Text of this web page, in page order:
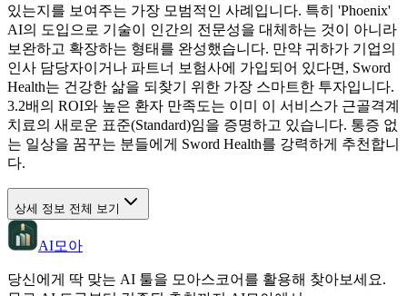
있는지를 보여주는 가장 모범적인 사례입니다. 특히 'Phoenix'
AI의 도입으로 기술이 인간의 전문성을 대체하는 것이 아니라
보완하고 확장하는 형태를 완성했습니다. 만약 귀하가 기업의
인사 담당자이거나 파트너 보험사에 가입되어 있다면, Sword
Health는 건강한 삶을 되찾기 위한 가장 스마트한 투자입니다.
3.2배의 ROI와 높은 환자 만족도는 이미 이 서비스가 근골격계
치료의 새로운 표준(Standard)임을 증명하고 있습니다. 통증 없
는 일상을 꿈꾸는 분들에게 Sword Health를 강력하게 추천합니
다.
상세 정보 전체 보기
AI모아
당신에게 딱 맞는 AI 툴을 모아스코어를 활용해 찾아보세요.